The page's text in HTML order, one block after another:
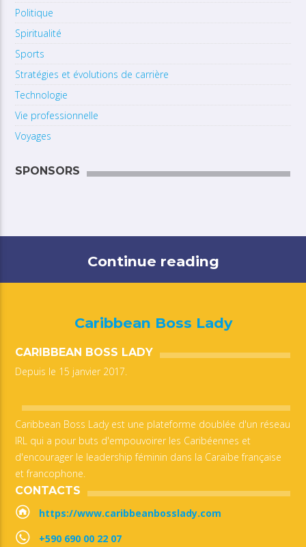
Politique
Spiritualité
Sports
Stratégies et évolutions de carrière
Technologie
Vie professionnelle
Voyages
SPONSORS
Continue reading
Caribbean Boss Lady
CARIBBEAN BOSS LADY
Depuis le 15 janvier 2017.
Caribbean Boss Lady est une plateforme doublée d'un réseau
IRL qui a pour buts d'empouvoirer les Caribéennes et
d'encourager le leadership féminin dans la Caraïbe française
et francophone.
CONTACTS
https://www.caribbeanbosslady.com
+590 690 00 22 07